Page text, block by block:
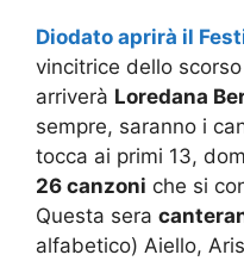
Diodato aprirà il
vincitrice dello scorso
arriverà Loredana
sempre, saranno i
tocca ai primi 13,
26 canzoni che si
Questa sera
alfabetico) Aiello,